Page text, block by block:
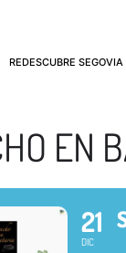
REDESCUBRE SEGOVIA
EN
21
DIC